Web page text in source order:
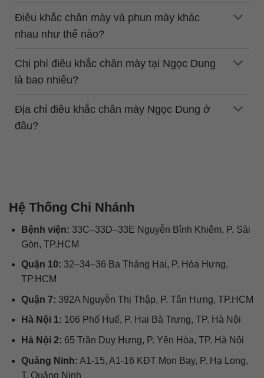
Điêu khắc chân mày và phun mày khác
nhau như thế nào?
Chi phí điêu khắc chân mày tại Ngọc Dung
là bao nhiêu?
Địa chỉ điêu khắc chân mày Ngọc Dung ở
đâu?
Hệ Thống Chi Nhánh
Bệnh viện: 33C–33D–33E Nguyễn Bỉnh Khiêm, P. Sài
Gòn, TP.HCM
Quận 10: 32–34–36 Ba Tháng Hai, P. Hòa Hưng,
TP.HCM
Quận 7: 392A Nguyễn Thị Thập, P. Tân Hưng, TP.HCM
Hà Nội 1: 106 Phố Huế, P. Hai Bà Trưng, TP. Hà Nội
Hà Nội 2: 65 Trần Duy Hưng, P. Yên Hòa, TP. Hà Nội
Quảng Ninh: A1-15, A1-16 KĐT Mon Bay, P. Hạ Long,
T. Quảng Ninh